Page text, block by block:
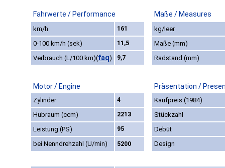
Fahrwerte / Performance Maße / Measures
km/h 161
kg/leer
0-100 km/h (sek)
11,5
Maße (mm)
Verbrauch (L/100 km)(faq) 9,7 Radstand (mm)
Motor / Engine Präsentation /
Zylinder 4
Kaufpreis (1984)
Hubraum (ccm)
2213
Stückzahl
Leistung (PS)
95
Debüt
bei Nenndrehzahl (U/min)
5200 Design